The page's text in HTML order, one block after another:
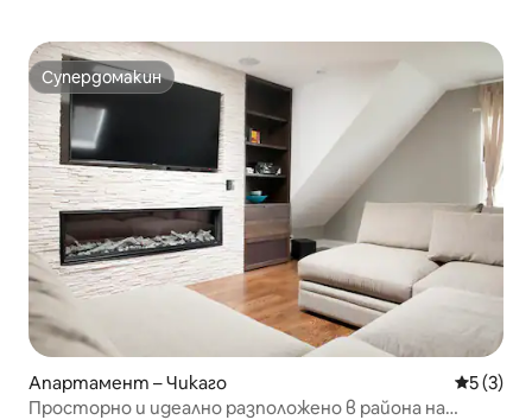
Супердомакин
Супердомакин
Апартамент – Чикаго Средна
5 (3)
Просторно и идеално разположено в района на